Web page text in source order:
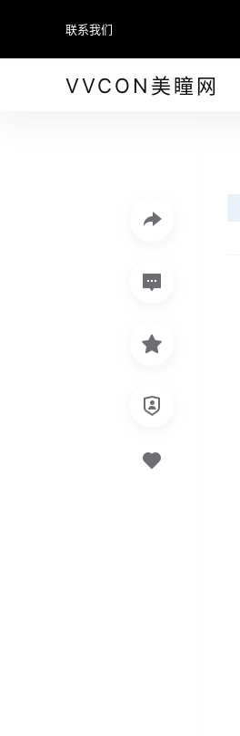
联系我们
VVCON美瞳网